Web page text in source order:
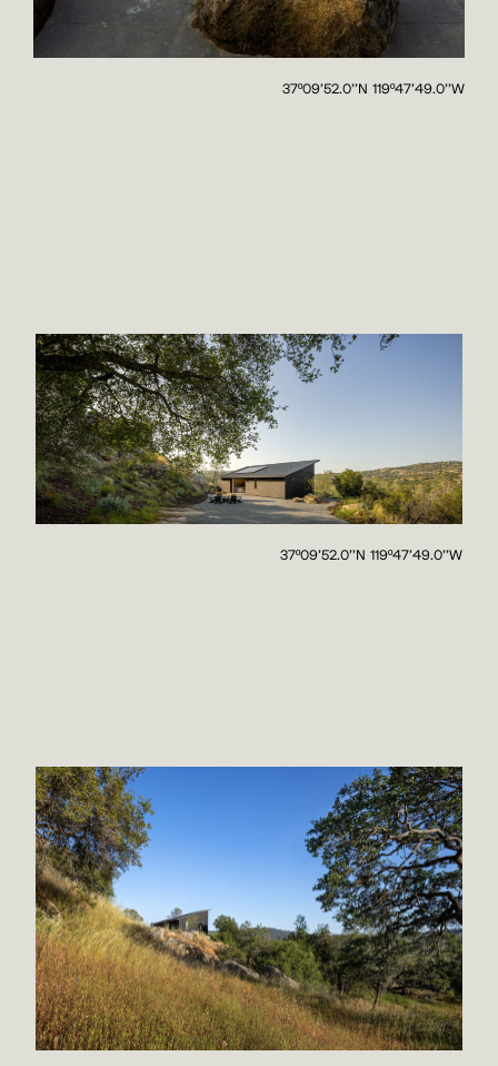
37º09'52.0''N 119º47'49.0''W
37º09'52.0''N 119º47'49.0''W